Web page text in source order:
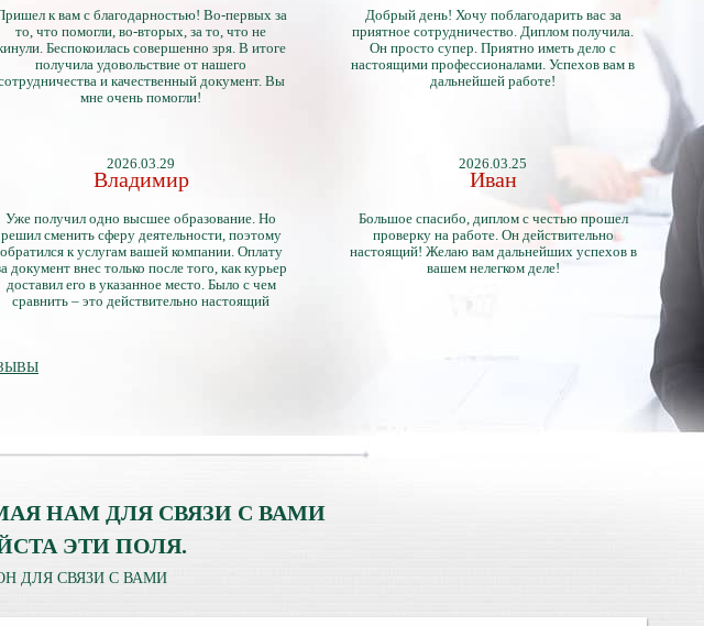
к вам с благодарностью! Во-первых за
то, что помогли, во-вторых, за то, что не
Беспокоилась совершенно зря. В итоге
получила удовольствие от нашего
и качественный документ. Вы
мне очень помогли!
Добрый день! Хочу поблагодарить вас за
приятное сотрудничество. Диплом получила.
Он просто супер. Приятно иметь дело с
настоящими профессионалами. Успехов вам в
дальнейшей работе!
2026.03.29
Владимир
Уже получил одно высшее образование. Но
решил сменить сферу деятельности, поэтому
обратился к услугам вашей компании. Оплату
документ внес только после того, как курьер
доставил его в указанное место. Было с чем
сравнить – это действительно настоящий
2026.03.25
Иван
Большое спасибо, диплом с честью прошел
проверку на работе. Он действительно
настоящий! Желаю вам дальнейших успехов в
вашем нелегком деле!
НАМ ДЛЯ СВЯЗИ С ВАМИ
ЭТИ ПОЛЯ.
ДЛЯ СВЯЗИ С ВАМИ